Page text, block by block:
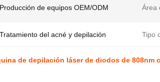
Producción de equipos OEM/ODM Área
Tratamiento del acné y depilación Tipo
de depilación láser de diodos de